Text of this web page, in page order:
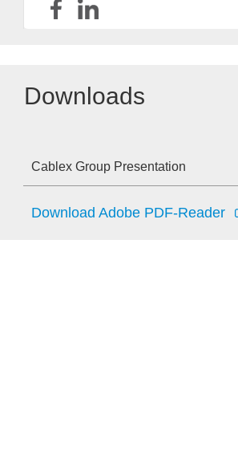
Downloads
Cablex Group Presentation
Download Adobe PDF-Reader